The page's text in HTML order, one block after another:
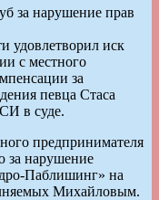
удовлетворил иск
с местного
за
певца Стаса
в суде.
предпринимателя
за нарушение
Паблишинг» на
Михайловым.